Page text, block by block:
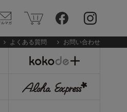
よくある質問 お問い合わせ